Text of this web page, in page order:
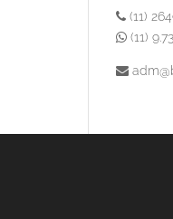
(11)
(11)